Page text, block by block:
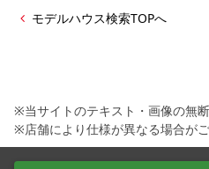
モデルハウス検索TOPへ
※当サイトのテキスト・画像の無
※店舗により仕様が異なる場合がご